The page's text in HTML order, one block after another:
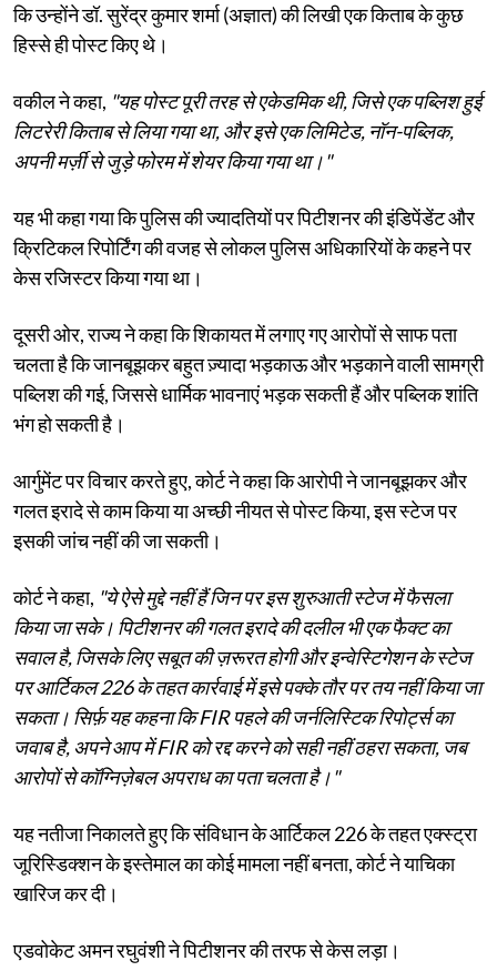
कि उन्होंने डॉ. सुरेंद्र कुमार शर्मा (अज्ञात) की लिखी एक किताब के कुछ
हिस्से ही पोस्ट किए थे।
वकील ने कहा, "यह पोस्ट पूरी तरह से एकेडमिक थी, जिसे एक पब्लिश हुई
लिटरेरी किताब से लिया गया था, और इसे एक लिमिटेड, नॉन-पब्लिक,
अपनी मर्ज़ी से जुड़े फोरम में शेयर किया गया था।"
यह भी कहा गया कि पुलिस की ज्यादतियों पर पिटीशनर की इंडिपेंडेंट और
क्रिटिकल रिपोर्टिंग की वजह से लोकल पुलिस अधिकारियों के कहने पर
केस रजिस्टर किया गया था।
दूसरी ओर, राज्य ने कहा कि शिकायत में लगाए गए आरोपों से साफ पता
चलता है कि जानबूझकर बहुत ज़्यादा भड़काऊ और भड़काने वाली सामग्री
पब्लिश की गई, जिससे धार्मिक भावनाएं भड़क सकती हैं और पब्लिक शांति
भंग हो सकती है।
आर्गुमेंट पर विचार करते हुए, कोर्ट ने कहा कि आरोपी ने जानबूझकर और
गलत इरादे से काम किया या अच्छी नीयत से पोस्ट किया, इस स्टेज पर
इसकी जांच नहीं की जा सकती।
कोर्ट ने कहा, "ये ऐसे मुद्दे नहीं हैं जिन पर इस शुरुआती स्टेज में फैसला
किया जा सके। पिटीशनर की गलत इरादे की दलील भी एक फैक्ट का
सवाल है, जिसके लिए सबूत की ज़रूरत होगी और इन्वेस्टिगेशन के स्टेज
पर आर्टिकल 226 के तहत कार्रवाई में इसे पक्के तौर पर तय नहीं किया जा
सकता। सिर्फ़ यह कहना कि FIR पहले की जर्नलिस्टिक रिपोर्ट्स का
जवाब है, अपने आप में FIR को रद्द करने को सही नहीं ठहरा सकता, जब
आरोपों से कॉग्निज़ेबल अपराध का पता चलता है।"
यह नतीजा निकालते हुए कि संविधान के आर्टिकल 226 के तहत एक्स्ट्रा
जूरिस्डिक्शन के इस्तेमाल का कोई मामला नहीं बनता, कोर्ट ने याचिका
खारिज कर दी।
एडवोकेट अमन रघुवंशी ने पिटीशनर की तरफ से केस लड़ा।